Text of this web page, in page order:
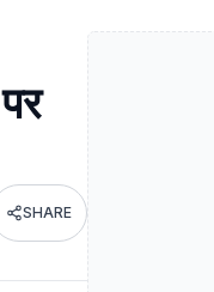
SHARE